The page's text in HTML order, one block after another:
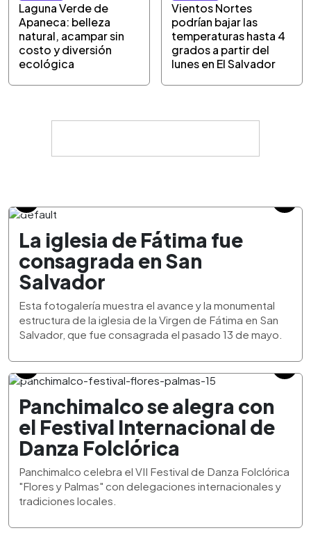
Laguna Verde de
Apaneca: belleza
natural, acampar sin
costo y diversión
ecológica
Vientos Nortes
podrían bajar las
temperaturas hasta 4
grados a partir del
lunes en El Salvador
La iglesia de Fátima fue
consagrada en San
Salvador
Esta fotogalería muestra el avance y la monumental
estructura de la iglesia de la Virgen de Fátima en San
Salvador, que fue consagrada el pasado 13 de mayo.
Panchimalco se alegra con
el Festival Internacional de
Danza Folclórica
Panchimalco celebra el VII Festival de Danza Folclórica
"Flores y Palmas" con delegaciones internacionales y
tradiciones locales.